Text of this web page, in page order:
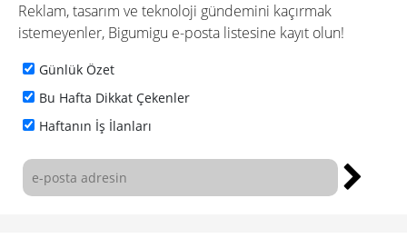
Reklam, tasarım ve teknoloji gündemini kaçırmak
istemeyenler, Bigumigu e-posta listesine kayıt olun!
Günlük Özet
Bu Hafta Dikkat Çekenler
Haftanın İş İlanları